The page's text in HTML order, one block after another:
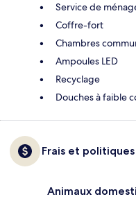
Service de
Coffre-fort
Chambres
Ampoules LED
Recyclage
Douches à faible
Frais et politiques
Animaux